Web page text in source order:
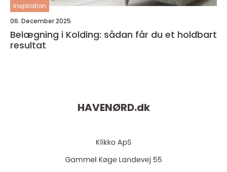
inspiration
06. December 2025
Belægning i Kolding: sådan får du et holdbart
resultat
HAVENØRD.dk